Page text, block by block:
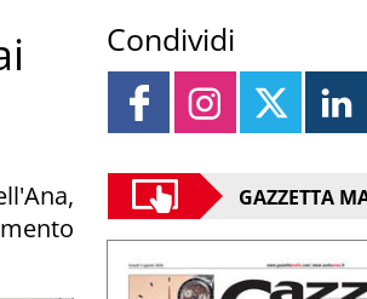
Condividi
GAZZETTA